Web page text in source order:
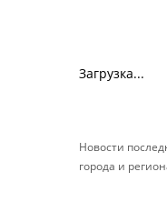
Загрузка...
Новости
города и